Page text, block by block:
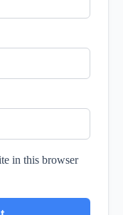
in this browser